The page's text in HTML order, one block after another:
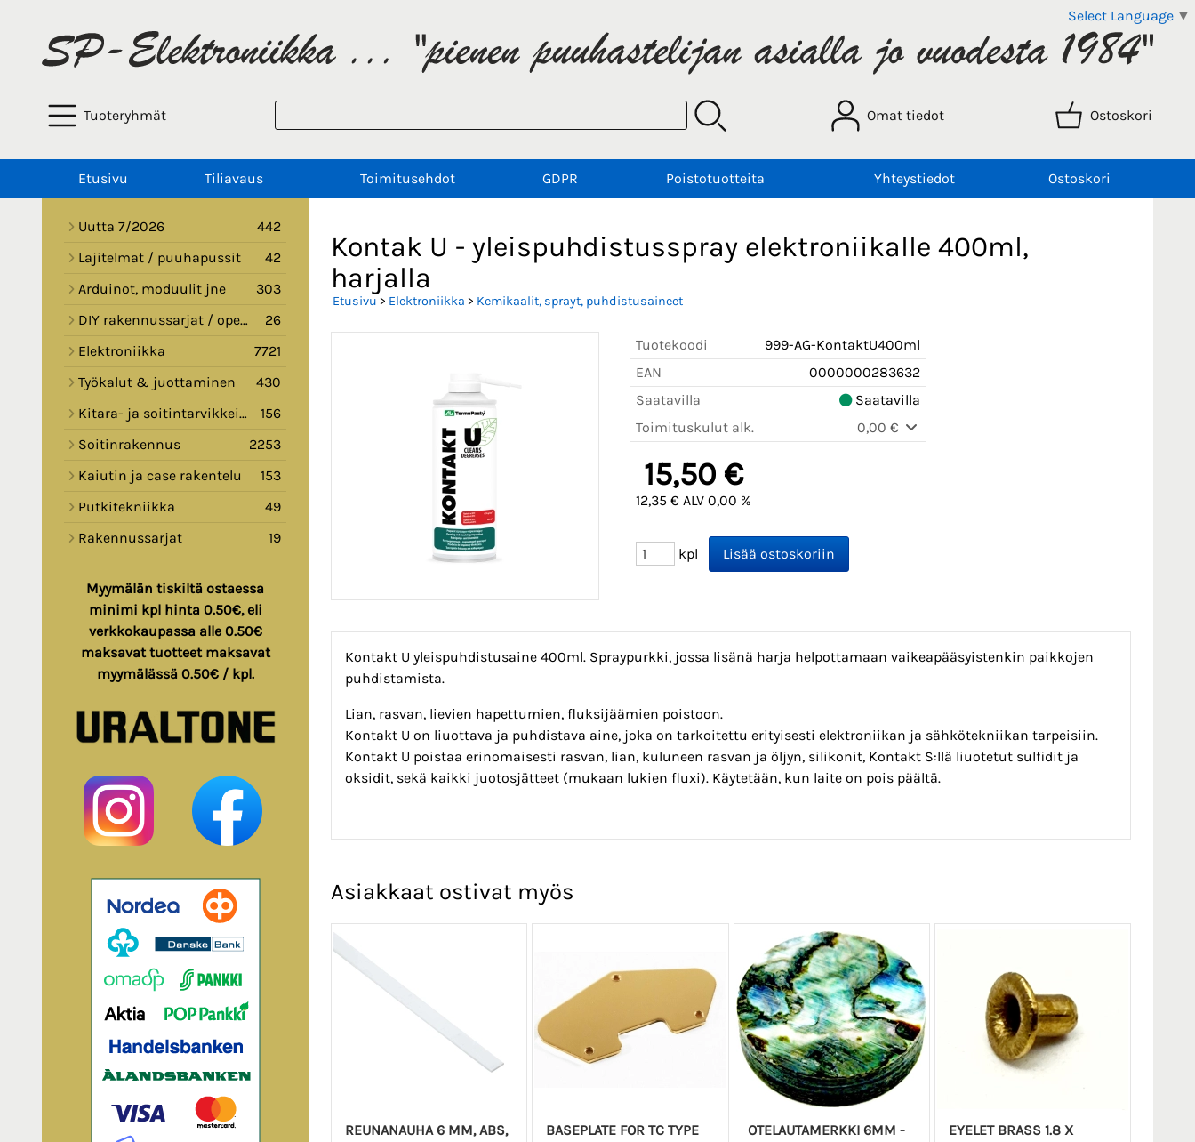
Select Language ▼
Tuoteryhmät Omat tiedot Ostoskori
Etusivu Tiliavaus Toimitusehdot GDPR Poistotuotteita Yhteystiedot Ostoskori
Uutta 7/2026
442
Lajitelmat / puuhapussit
42
Arduinot, moduulit jne
303
DIY rakennussarjat / opetussarjat
26
Elektroniikka
7721
Työkalut & juottaminen
430
Kitara- ja soitintarvikkeita
156
Soitinrakennus
2253
Kaiutin ja case rakentelu
153
Putkitekniikka
49
Rakennussarjat
19
Myymälän tiskiltä ostaessa
minimi kpl hinta 0.50€, eli
verkkokaupassa alle 0.50€
maksavat tuotteet maksavat
myymälässä 0.50€ / kpl.
Kontak U - yleispuhdistusspray elektroniikalle 400ml,
harjalla
Etusivu > Elektroniikka > Kemikaalit, sprayt, puhdistusaineet
Tuotekoodi
999-AG-KontaktU400ml
EAN
0000000283632
Saatavilla
Saatavilla
Toimituskulut alk.
0,00 €
15,50 €
12,35 € ALV 0,00 %
kpl
Kontakt U yleispuhdistusaine 400ml. Spraypurkki, jossa lisänä harja helpottamaan vaikeapääsyistenkin paikkojen
puhdistamista.
Lian, rasvan, lievien hapettumien, fluksijäämien poistoon.
Kontakt U on liuottava ja puhdistava aine, joka on tarkoitettu erityisesti elektroniikan ja sähkötekniikan tarpeisiin.
Kontakt U poistaa erinomaisesti rasvan, lian, kuluneen rasvan ja öljyn, silikonit, Kontakt S:llä liuotetut sulfidit ja
oksidit, sekä kaikki juotosjätteet (mukaan lukien fluxi). Käytetään, kun laite on pois päältä.
Asiakkaat ostivat myös
REUNANAUHA 6 MM, ABS,
BASEPLATE FOR TC TYPE
OTELAUTAMERKKI 6MM -
EYELET BRASS 1.8 X